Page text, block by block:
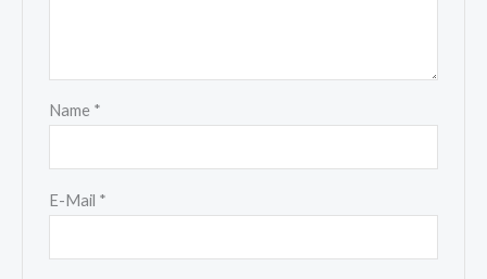
Name *
E-Mail *